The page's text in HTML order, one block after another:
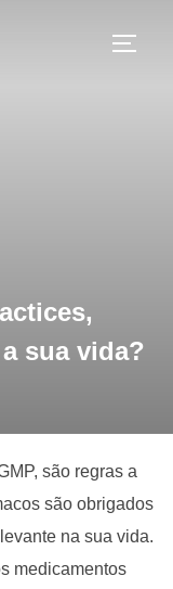
sua vida?
são regras a
são obrigados
na sua vida.
medicamentos